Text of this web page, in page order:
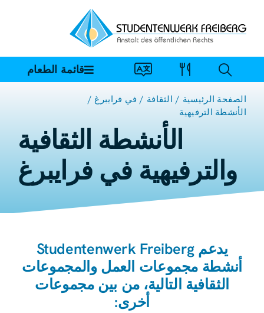
قائمة الطعام
الصفحة الرئيسية الثقافة
في فرايبرغ
الأنشطة الترفيهية
الأنشطة الثقافية
والترفيهية في فرايبرغ
يدعم Studentenwerk Freiberg
أنشطة مجموعات العمل والمجموعات
الثقافية التالية، من بين مجموعات
أخرى: